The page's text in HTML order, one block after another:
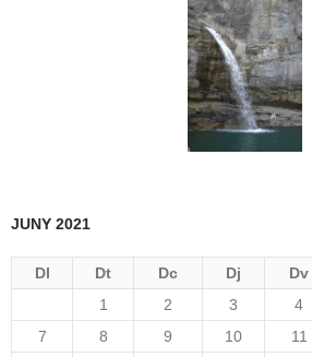
JUNY 2021
Dl Dt Dc Dj Dv
1
2 3 4
7
8 9 10 11